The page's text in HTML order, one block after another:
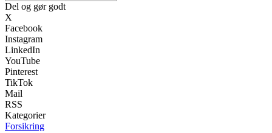
Del og gør godt
X
Facebook
Instagram
LinkedIn
YouTube
Pinterest
TikTok
Mail
RSS
Kategorier
Forsikring